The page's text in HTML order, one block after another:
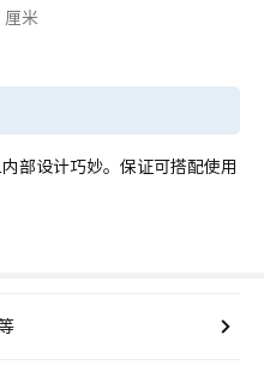
厘米
部设计巧妙。保证可搭配使用